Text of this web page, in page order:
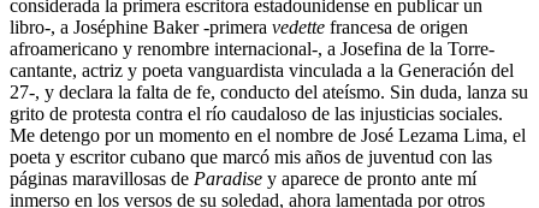
considerada la primera escritora estadounidense en publicar un
libro-, a Joséphine Baker -primera vedette francesa de origen
afroamericano y renombre internacional-, a Josefina de la Torre-
cantante, actriz y poeta vanguardista vinculada a la Generación del
27-, y declara la falta de fe, conducto del ateísmo. Sin duda, lanza su
grito de protesta contra el río caudaloso de las injusticias sociales.
Me detengo por un momento en el nombre de José Lezama Lima, el
poeta y escritor cubano que marcó mis años de juventud con las
páginas maravillosas de Paradise y aparece de pronto ante mí
inmerso en los versos de su soledad, ahora lamentada por otros